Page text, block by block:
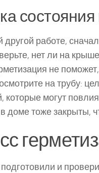
другой работе,
нет ли на
не
на трубу:
которые могут
доме тоже закрыты,
и